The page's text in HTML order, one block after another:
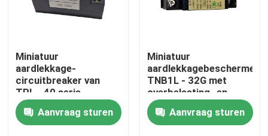
Thuis
Miniatuur
aardlekkage-
circuitbreaker van
TRL - 40 serie,
huishoudelijke
aardlekkage-
schakelaar met
Aanvraag sturen
Miniatuur
aardlekkagebeschermer
TNB1L - 32G met
overbelasting- en
kortsluitingsbescherming,
apparatuurcircuitbreaker,
beschermingsschakelaar
Aanvraag sturen